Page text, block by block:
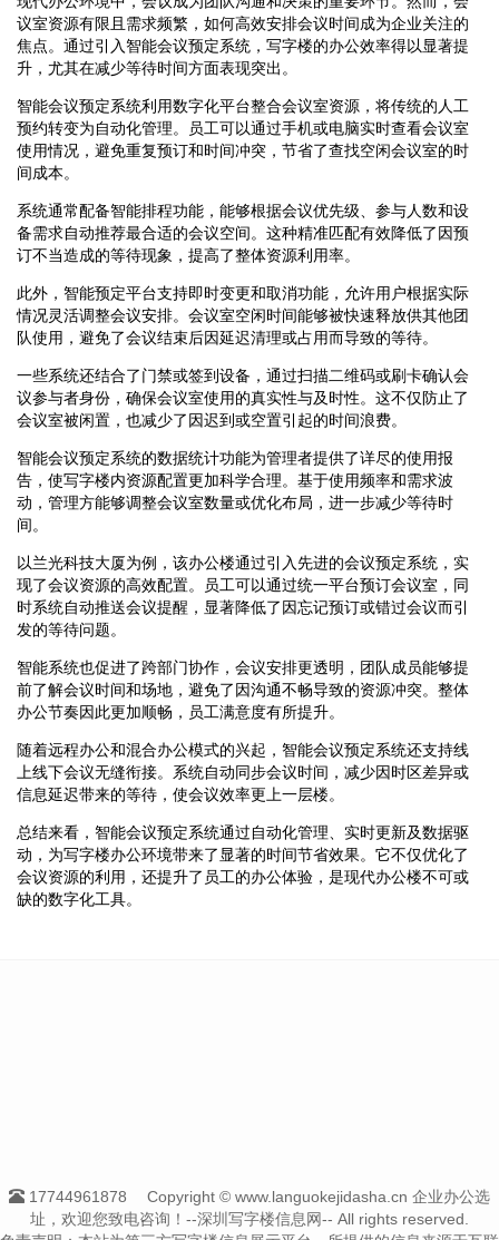
议室资源有限且需求频繁，如何高效安排会议时间成为企业关注的
焦点。通过引入智能会议预定系统，写字楼的办公效率得以显著提
升，尤其在减少等待时间方面表现突出。
智能会议预定系统利用数字化平台整合会议室资源，将传统的人工
预约转变为自动化管理。员工可以通过手机或电脑实时查看会议室
使用情况，避免重复预订和时间冲突，节省了查找空闲会议室的时
间成本。
系统通常配备智能排程功能，能够根据会议优先级、参与人数和设
备需求自动推荐最合适的会议空间。这种精准匹配有效降低了因预
订不当造成的等待现象，提高了整体资源利用率。
此外，智能预定平台支持即时变更和取消功能，允许用户根据实际
情况灵活调整会议安排。会议室空闲时间能够被快速释放供其他团
队使用，避免了会议结束后因延迟清理或占用而导致的等待。
一些系统还结合了门禁或签到设备，通过扫描二维码或刷卡确认会
议参与者身份，确保会议室使用的真实性与及时性。这不仅防止了
会议室被闲置，也减少了因迟到或空置引起的时间浪费。
智能会议预定系统的数据统计功能为管理者提供了详尽的使用报
告，使写字楼内资源配置更加科学合理。基于使用频率和需求波
动，管理方能够调整会议室数量或优化布局，进一步减少等待时
间。
以兰光科技大厦为例，该办公楼通过引入先进的会议预定系统，实
现了会议资源的高效配置。员工可以通过统一平台预订会议室，同
时系统自动推送会议提醒，显著降低了因忘记预订或错过会议而引
发的等待问题。
智能系统也促进了跨部门协作，会议安排更透明，团队成员能够提
前了解会议时间和场地，避免了因沟通不畅导致的资源冲突。整体
办公节奏因此更加顺畅，员工满意度有所提升。
随着远程办公和混合办公模式的兴起，智能会议预定系统还支持线
上线下会议无缝衔接。系统自动同步会议时间，减少因时区差异或
信息延迟带来的等待，使会议效率更上一层楼。
总结来看，智能会议预定系统通过自动化管理、实时更新及数据驱
动，为写字楼办公环境带来了显著的时间节省效果。它不仅优化了
会议资源的利用，还提升了员工的办公体验，是现代办公楼不可或
缺的数字化工具。
17744961878
Copyright © www.languokejidasha.cn 企业办公选
址，欢迎您致电咨询！--深圳写字楼信息网-- All rights reserved.